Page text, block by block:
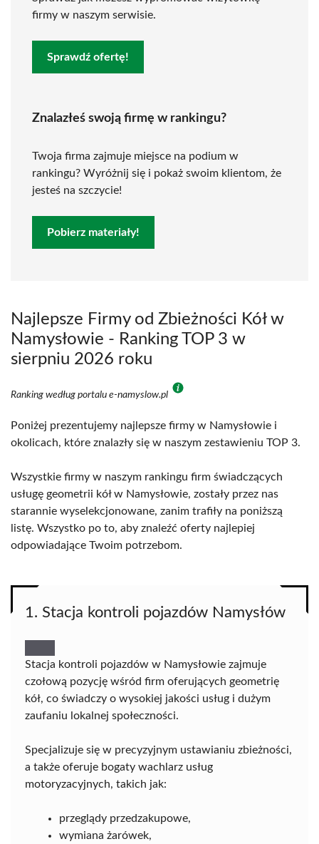
firmy w naszym serwisie.
Sprawdź ofertę!
Znalazłeś swoją firmę w rankingu?
Twoja firma zajmuje miejsce na podium w
rankingu? Wyróżnij się i pokaż swoim klientom, że
jesteś na szczycie!
Pobierz materiały!
Najlepsze Firmy od Zbieżności Kół w
Namysłowie - Ranking TOP 3 w
sierpniu 2026 roku
Ranking według portalu e-namyslow.pl
Poniżej prezentujemy najlepsze firmy w Namysłowie i
okolicach, które znalazły się w naszym zestawieniu TOP 3.
Wszystkie firmy w naszym rankingu firm świadczących
usługę geometrii kół w Namysłowie, zostały przez nas
starannie wyselekcjonowane, zanim trafiły na poniższą
listę. Wszystko po to, aby znaleźć oferty najlepiej
odpowiadające Twoim potrzebom.
1. Stacja kontroli pojazdów Namysłów
Stacja kontroli pojazdów w Namysłowie zajmuje
czołową pozycję wśród firm oferujących geometrię
kół, co świadczy o wysokiej jakości usług i dużym
zaufaniu lokalnej społeczności.
Specjalizuje się w precyzyjnym ustawianiu zbieżności,
a także oferuje bogaty wachlarz usług
motoryzacyjnych, takich jak:
przeglądy przedzakupowe,
wymiana żarówek,